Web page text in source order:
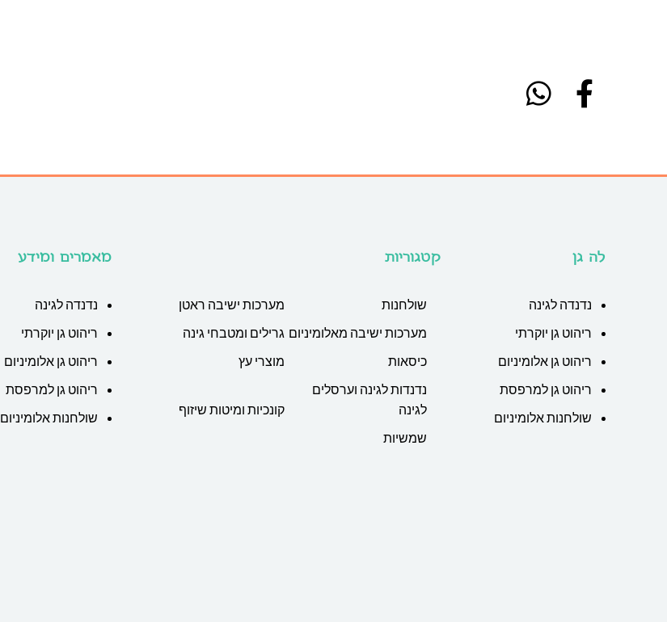
לה גן
נדנדה לגינה
ריהוט גן יוקרתי
ריהוט גן אלומיניום
ריהוט גן למרפסת
שולחנות אלומיניום
קטגוריות
שולחנות
מערכות ישיבה ראטן
מערכות ישיבה מאלומיניום גרילים ומטבחי גינה
כיסאות
מוצרי עץ
נדנדות לגינה וערסלים
לגינה
קונכיות ומיטות שיזוף
שמשיות
מאמרים ומידע
נדנדה לגינה
ריהוט גן יוקרתי
ריהוט גן אלומיניום
ריהוט גן למרפסת
שולחנות אלומיניום